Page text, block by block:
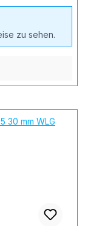
zu sehen.